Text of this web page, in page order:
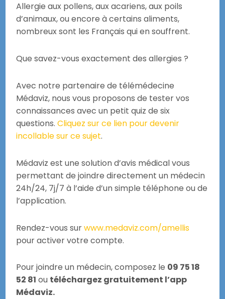
Allergie aux pollens, aux acariens, aux poils
d’animaux, ou encore à certains aliments,
nombreux sont les Français qui en souffrent.
Que savez-vous exactement des allergies ?
Avec notre partenaire de télémédecine
Médaviz, nous vous proposons de tester vos
connaissances avec un petit quiz de six
questions.Cliquez sur ce lien pour devenir
incollable sur ce sujet.
Médaviz est une solution d’avis médical vous
permettant de joindre directement un médecin
24h/24, 7j/7 à l’aide d’un simple téléphone ou de
l’application.
Rendez-vous surwww.medaviz.com/amellis
pour activer votre compte.
Pour joindre un médecin, composez le 09 75 18
52 81 ou téléchargez gratuitement l’app
Médaviz.